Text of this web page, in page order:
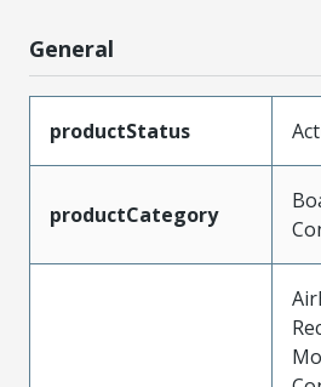
General
productStatus
productCategory